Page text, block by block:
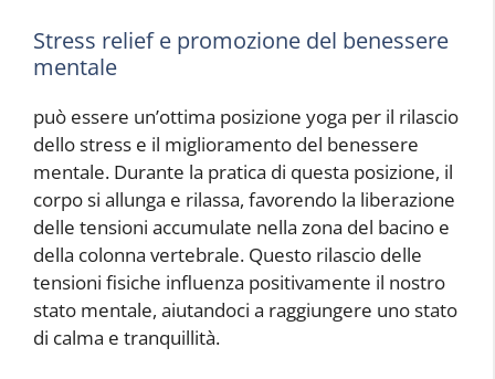
Stress relief e promozione del benessere
mentale
può essere un’ottima posizione yoga per il rilascio
dello stress e il miglioramento del benessere
mentale. Durante la pratica di questa posizione, il
corpo si allunga e rilassa, favorendo la liberazione
delle tensioni accumulate nella zona del bacino e
della colonna vertebrale. Questo rilascio delle
tensioni fisiche influenza positivamente il nostro
stato mentale, aiutandoci a raggiungere uno stato
di calma e tranquillità.